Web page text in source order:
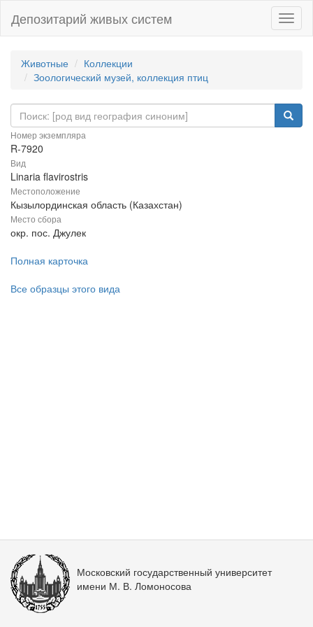
Депозитарий живых систем
Животные
Коллекции
Зоологический музей, коллекция птиц
Номер экземпляра
R-7920
Вид
Linaria flavirostris
Местоположение
Кызылординская область (Казахстан)
Место сбора
окр. пос. Джулек
Полная карточка
Все образцы этого вида
Московский государственный университет
имени М. В. Ломоносова